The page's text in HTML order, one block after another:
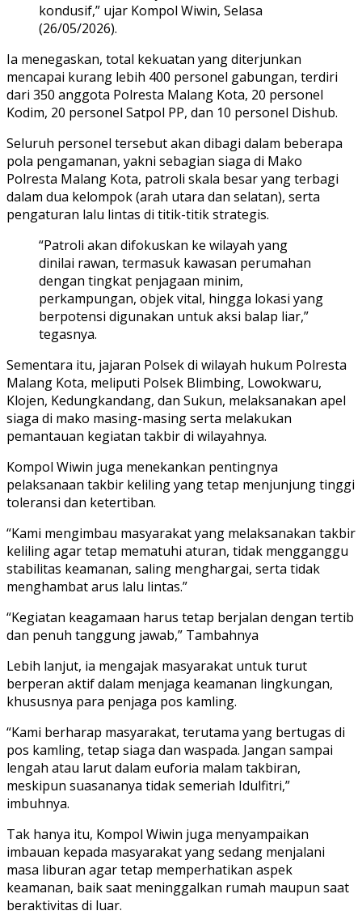
kondusif,” ujar Kompol Wiwin, Selasa
(26/05/2026).
Ia menegaskan, total kekuatan yang diterjunkan
mencapai kurang lebih 400 personel gabungan, terdiri
dari 350 anggota Polresta Malang Kota, 20 personel
Kodim, 20 personel Satpol PP, dan 10 personel Dishub.
Seluruh personel tersebut akan dibagi dalam beberapa
pola pengamanan, yakni sebagian siaga di Mako
Polresta Malang Kota, patroli skala besar yang terbagi
dalam dua kelompok (arah utara dan selatan), serta
pengaturan lalu lintas di titik-titik strategis.
“Patroli akan difokuskan ke wilayah yang
dinilai rawan, termasuk kawasan perumahan
dengan tingkat penjagaan minim,
perkampungan, objek vital, hingga lokasi yang
berpotensi digunakan untuk aksi balap liar,”
tegasnya.
Sementara itu, jajaran Polsek di wilayah hukum Polresta
Malang Kota, meliputi Polsek Blimbing, Lowokwaru,
Klojen, Kedungkandang, dan Sukun, melaksanakan apel
siaga di mako masing-masing serta melakukan
pemantauan kegiatan takbir di wilayahnya.
Kompol Wiwin juga menekankan pentingnya
pelaksanaan takbir keliling yang tetap menjunjung tinggi
toleransi dan ketertiban.
“Kami mengimbau masyarakat yang melaksanakan takbir
keliling agar tetap mematuhi aturan, tidak mengganggu
stabilitas keamanan, saling menghargai, serta tidak
menghambat arus lalu lintas.”
“Kegiatan keagamaan harus tetap berjalan dengan tertib
dan penuh tanggung jawab,” Tambahnya
Lebih lanjut, ia mengajak masyarakat untuk turut
berperan aktif dalam menjaga keamanan lingkungan,
khususnya para penjaga pos kamling.
“Kami berharap masyarakat, terutama yang bertugas di
pos kamling, tetap siaga dan waspada. Jangan sampai
lengah atau larut dalam euforia malam takbiran,
meskipun suasananya tidak semeriah Idulfitri,”
imbuhnya.
Tak hanya itu, Kompol Wiwin juga menyampaikan
imbauan kepada masyarakat yang sedang menjalani
masa liburan agar tetap memperhatikan aspek
keamanan, baik saat meninggalkan rumah maupun saat
beraktivitas di luar.